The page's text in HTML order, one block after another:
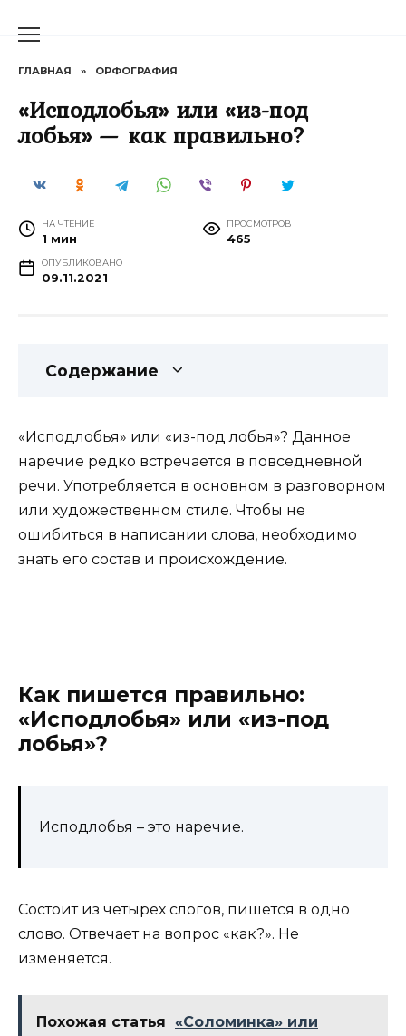
ГЛАВНАЯ » ОРФОГРАФИЯ
«Исподлобья» или «из-под
лобья» — как правильно?
НА ЧТЕНИЕ
1 мин
ПРОСМОТРОВ
465
ОПУБЛИКОВАНО
09.11.2021
Содержание
«Исподлобья» или «из-под лобья»? Данное
наречие редко встречается в повседневной
речи. Употребляется в основном в разговорном
или художественном стиле. Чтобы не
ошибиться в написании слова, необходимо
знать его состав и происхождение.
Как пишется правильно:
«Исподлобья» или «из-под
лобья»?
Исподлобья – это наречие.
Состоит из четырёх слогов, пишется в одно
слово. Отвечает на вопрос «как?». Не
изменяется.
Похожая статья
«Соломинка» или